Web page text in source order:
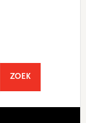
ZOEKSEARCH